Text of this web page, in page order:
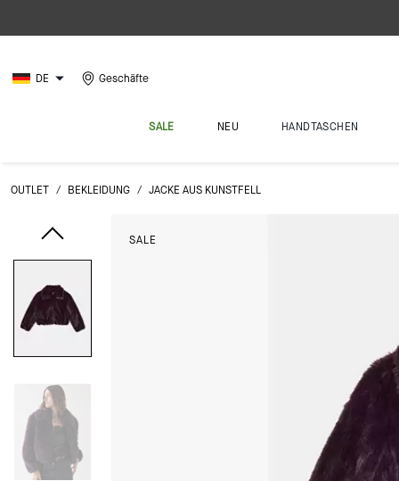
DE Geschäfte
SALE NEU HANDTASCHEN
OUTLET / BEKLEIDUNG / JACKE AUS KUNSTFELL
SALE